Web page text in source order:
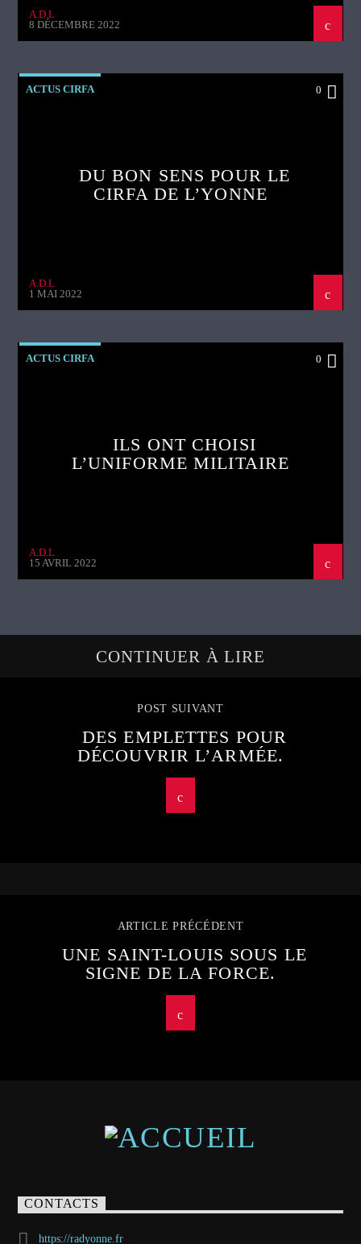
A.D.L
8 DÉCEMBRE 2022
ACTUS CIRFA 0
DU BON SENS POUR LE
CIRFA DE L’YONNE
A.D.L
1 MAI 2022
ACTUS CIRFA 0
ILS ONT CHOISI
L’UNIFORME MILITAIRE
A.D.L
15 AVRIL 2022
CONTINUER À LIRE
POST SUIVANT
DES EMPLETTES POUR
DÉCOUVRIR L’ARMÉE.
ARTICLE PRÉCÉDENT
UNE SAINT-LOUIS SOUS LE
SIGNE DE LA FORCE.
CONTACTS
https://radyonne.fr